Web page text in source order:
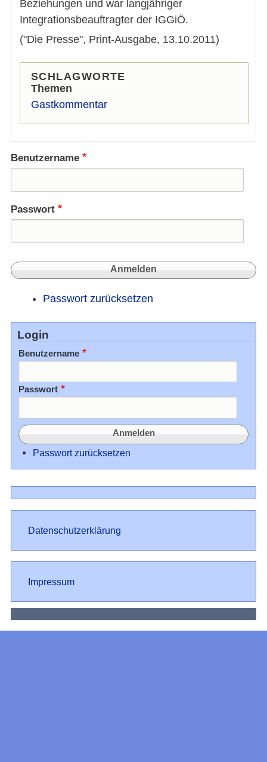
Beziehungen und war langjähriger
Integrationsbeauftragter der IGGiÖ.
("Die Presse", Print-Ausgabe, 13.10.2011)
SCHLAGWORTE
Themen
Gastkommentar
Benutzername
Passwort
Passwort zurücksetzen
Login
Benutzername
Passwort
Passwort zurücksetzen
Datenschutz
Datenschutzerklärung
Impressum
Impressum